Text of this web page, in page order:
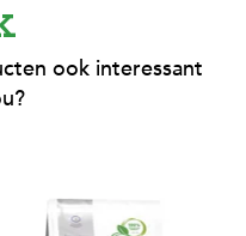
ook interessant